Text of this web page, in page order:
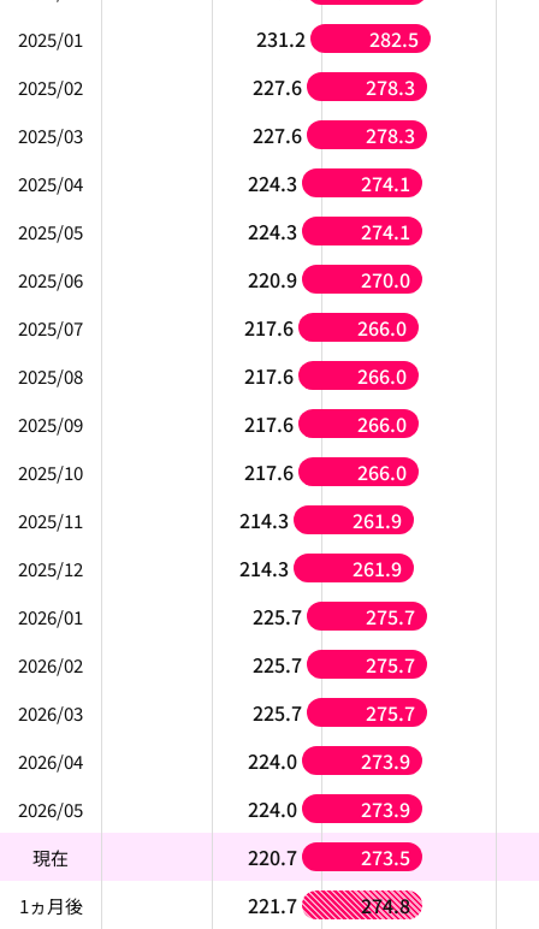
2025/01 231.2 282.5
2025/02 227.6 278.3
2025/03 227.6 278.3
2025/04 224.3 274.1
2025/05 224.3 274.1
2025/06 220.9 270.0
2025/07 217.6 266.0
2025/08 217.6 266.0
2025/09 217.6 266.0
2025/10 217.6 266.0
2025/11 214.3 261.9
2025/12 214.3 261.9
2026/01 225.7 275.7
2026/02 225.7 275.7
2026/03 225.7 275.7
2026/04 224.0 273.9
2026/05 224.0 273.9
現在 220.7 273.5
1ヵ月後 221.7 274.8